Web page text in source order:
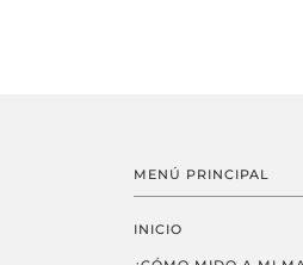
MENÚ PRINCIPAL
INICIO